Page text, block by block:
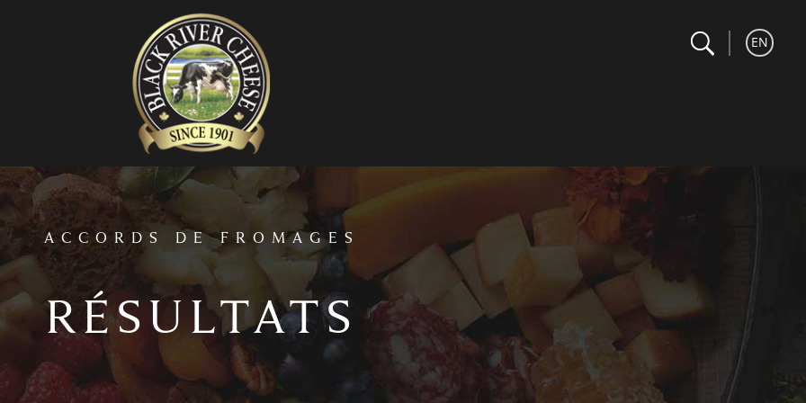
home
Recherche
EN
ACCORDS DE FROMAGES
RÉSULTATS